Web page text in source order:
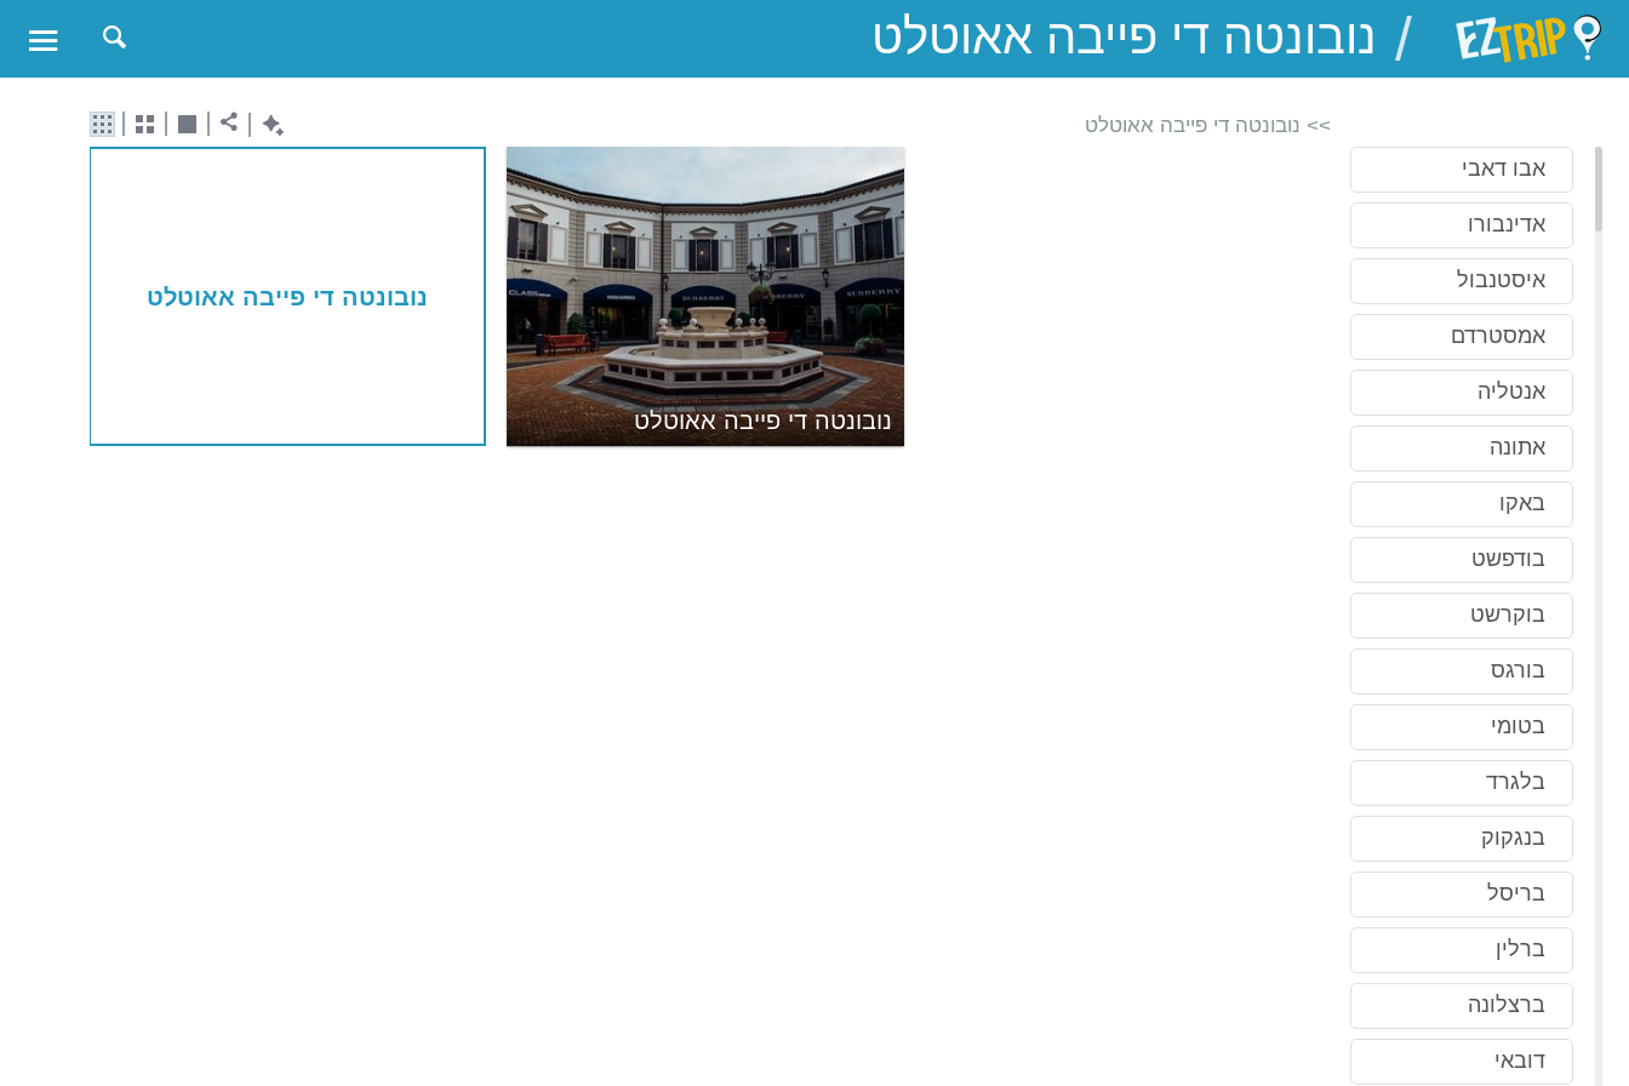
EZTrip
/
אבו דאבי
אדינבורו
איסטנבול
אמסטרדם
אנטליה
אתונה
באקו
בודפשט
בוקרשט
בורגס
בטומי
בלגרד
בנגקוק
בריסל
ברלין
ברצלונה
דובאי
>> נובונטה די פייבה אאוטלט
נובונטה די פייבה אאוטלט
נובונטה די פייבה אאוטלט